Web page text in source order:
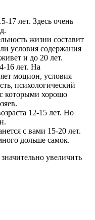
17 лет. Здесь очень
жизни составит
условия содержания
и до 20 лет.
16 лет. На
моцион, условия
психологический
которыми хорошо
12-15 лет. Но
с вами 15-20 лет.
дольше самок.
увеличить